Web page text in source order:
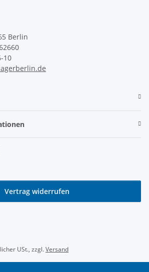
Berlin
10
Vertrag widerrufen
USt., zzgl.Versand